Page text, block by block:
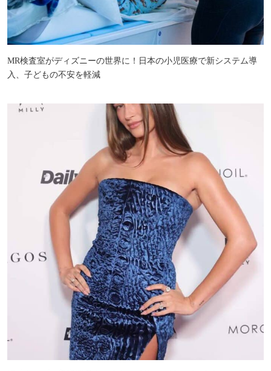
MR検査室がディズニーの世界に！日本の小児医療で新システム導
入、子どもの不安を軽減